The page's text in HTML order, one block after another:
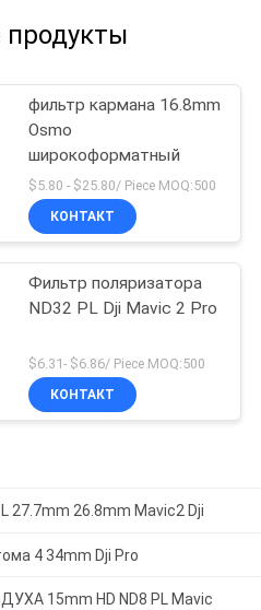
фильтр кармана 16.8mm
Osmo
широкоформатный
$5.80 - $25.80/ Piece MOQ:500
КОНТАКТ
Фильтр поляризатора
ND32 PL Dji Mavic 2 Pro
$6.31- $6.86/ Piece MOQ:500
КОНТАКТ
27.7mm 26.8mm Mavic2 Dji
4 34mm Dji Pro
15mm HD ND8 PL Mavic